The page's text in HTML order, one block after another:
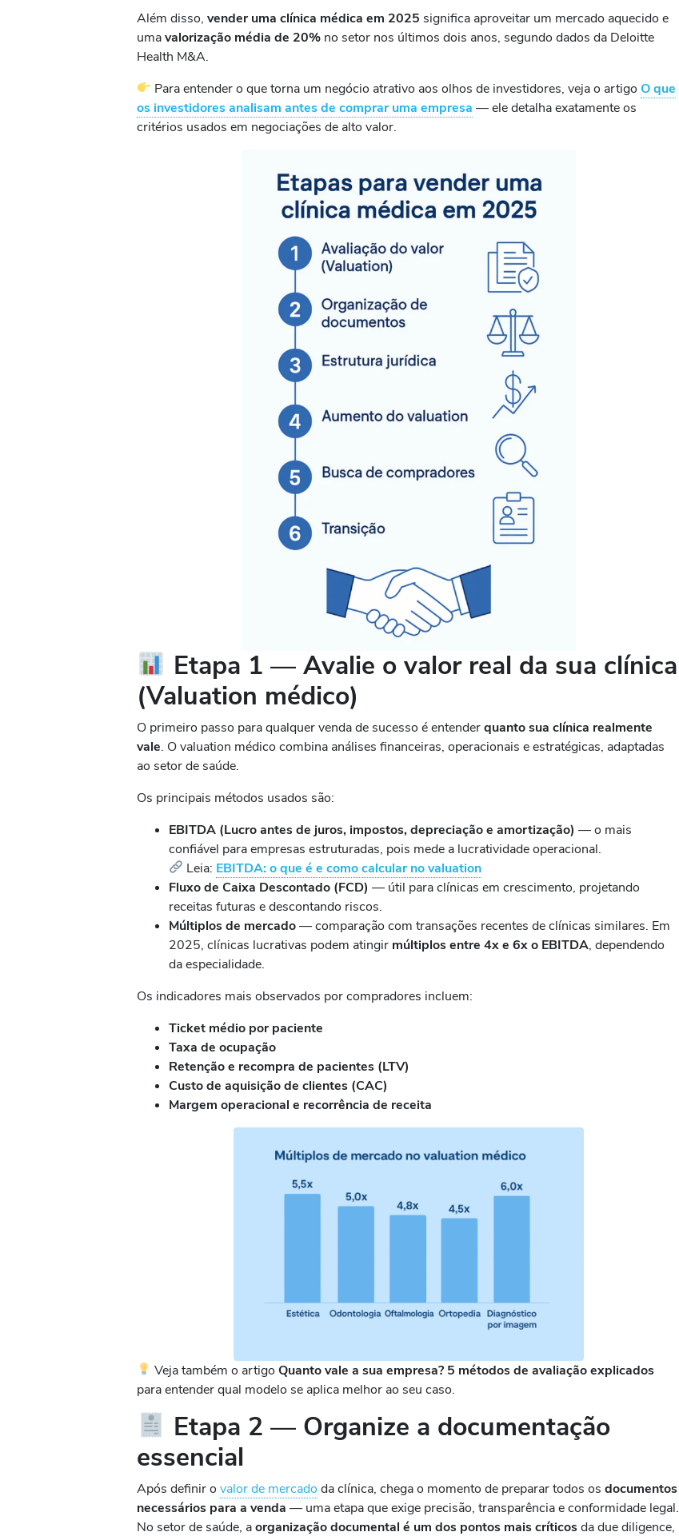
Além disso,vender uma clínica médica em 2025 significa aproveitar um mercado aquecido e
umavalorização média de 20% no setor nos últimos dois anos, segundo dados da Deloitte
Health M&A.
Para entender o que torna um negócio atrativo aos olhos de investidores, veja o artigoO que
os investidores analisam antes de comprar uma empresa — ele detalha exatamente os
critérios usados em negociações de alto valor.
Etapa 1 — Avalie o valor real da sua clínica
(Valuation médico)
O primeiro passo para qualquer venda de sucesso é entenderquanto sua clínica realmente
vale. O valuation médico combina análises financeiras, operacionais e estratégicas, adaptadas
ao setor de saúde.
Os principais métodos usados são:
EBITDA (Lucro antes de juros, impostos, depreciação e amortização) — o mais
confiável para empresas estruturadas, pois mede a lucratividade operacional.
Leia: EBITDA: o que é e como calcular no valuation
Fluxo de Caixa Descontado (FCD) — útil para clínicas em crescimento, projetando
receitas futuras e descontando riscos.
Múltiplos de mercado— comparação com transações recentes de clínicas similares. Em
2025, clínicas lucrativas podem atingir múltiplos entre 4x e 6x o EBITDA, dependendo
da especialidade.
Os indicadores mais observados por compradores incluem:
Ticket médio por paciente
Taxa de ocupação
Retenção e recompra de pacientes (LTV)
Custo de aquisição de clientes (CAC)
Margem operacional e recorrência de receita
Veja também o artigoQuanto vale a sua empresa? 5 métodos de avaliação explicados
para entender qual modelo se aplica melhor ao seu caso.
Etapa 2 — Organize a documentação
essencial
Após definir ovalor de mercado da clínica, chega o momento de preparar todos osdocumentos
necessários para a venda — uma etapa que exige precisão, transparência e conformidade legal.
No setor de saúde, aorganização documental é um dos pontos mais críticosda due diligence,